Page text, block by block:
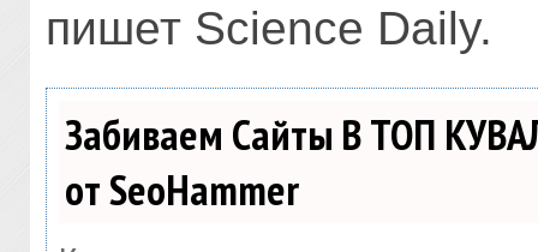
пишет Science Daily.
Забиваем Сайты В ТОП
от SeoHammer